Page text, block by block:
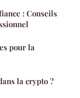
: Conseils
pour la
la crypto ?